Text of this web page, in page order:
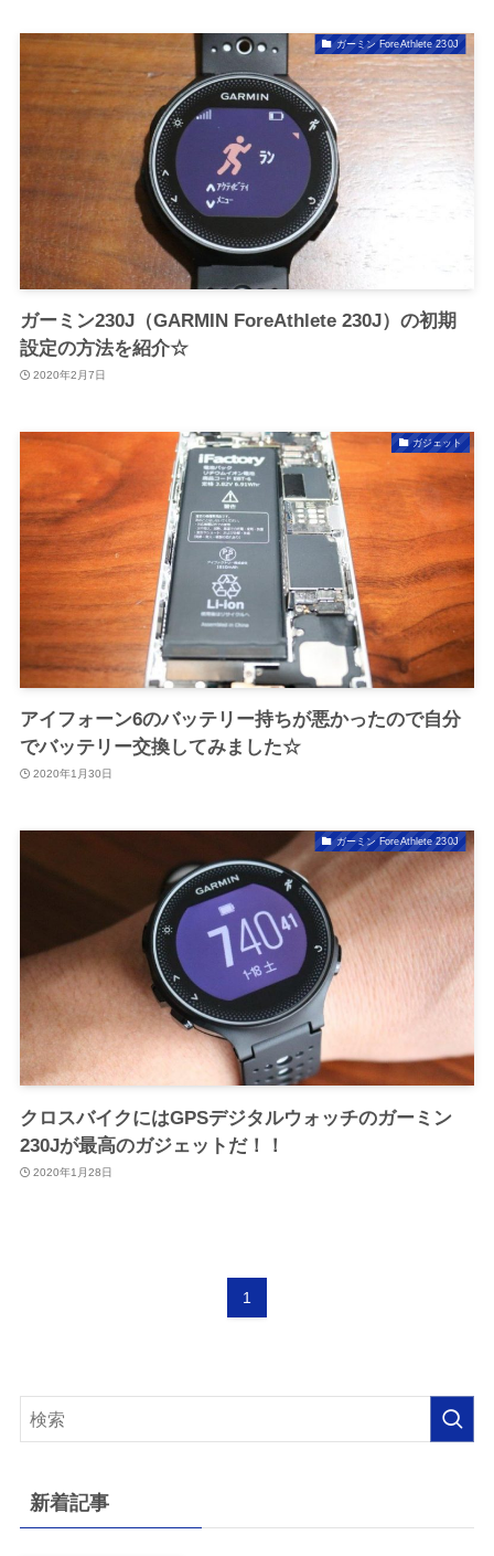
ガーミン ForeAthlete 230J
ガーミン230J（GARMIN ForeAthlete 230J）の初期
設定の方法を紹介☆
2020年2月7日
ガジェット
アイフォーン6のバッテリー持ちが悪かったので自分
でバッテリー交換してみました☆
2020年1月30日
ガーミン ForeAthlete 230J
クロスバイクにはGPSデジタルウォッチのガーミン
230Jが最高のガジェットだ！！
2020年1月28日
1
新着記事